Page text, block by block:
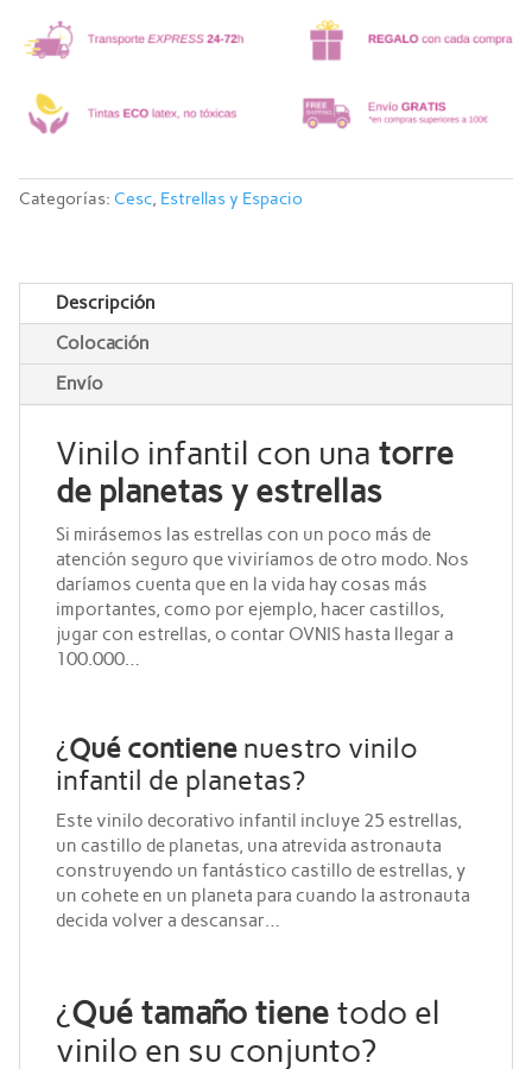
Categorías: Cesc, Estrellas y Espacio
Descripción
Colocación
Envío
Vinilo infantil con una torre
de planetas y estrellas
Si mirásemos las estrellas con un poco más de
atención seguro que viviríamos de otro modo. Nos
daríamos cuenta que en la vida hay cosas más
importantes, como por ejemplo, hacer castillos,
jugar con estrellas, o contar OVNIS hasta llegar a
100.000…
¿Qué contienenuestro vinilo
infantil de planetas?
Este vinilo decorativo infantil incluye 25 estrellas,
un castillo de planetas, una atrevida astronauta
construyendo un fantástico castillo de estrellas, y
un cohete en un planeta para cuando la astronauta
decida volver a descansar…
¿Qué tamaño tienetodo el
vinilo en su conjunto?